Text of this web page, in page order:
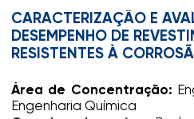
CARACTERIZAÇÃO E
DESEMPENHO DE
RESISTENTES À
Área de Concentração:
Engenharia Química